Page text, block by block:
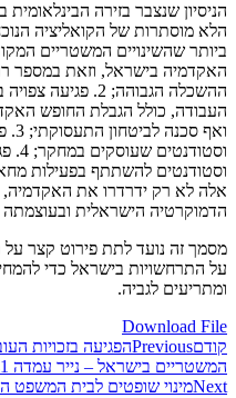
הניסיון שנצבר בזירה
הלא מוסתרות של הקואליציה
ביותר שהשינויים המשטריים
ההשכלה הגבוהה; 2.
העבודה, כולל הגבלת החופש
וסטודנטים להשתתף בפעילות
אלה לא רק ידרדרו את האקדמיה,
הדמוקרטיה הישראלית
מסמך זה נועד לתת פירוט קצר
על התרחשויות בישראל כדי
ומתריעים לגביה.
Download File
קודםPreviousהפגיעה בזכויות
המשטריים בישראל – נייר עמדה #41
Nextמינוי שופטים לבית המשפט